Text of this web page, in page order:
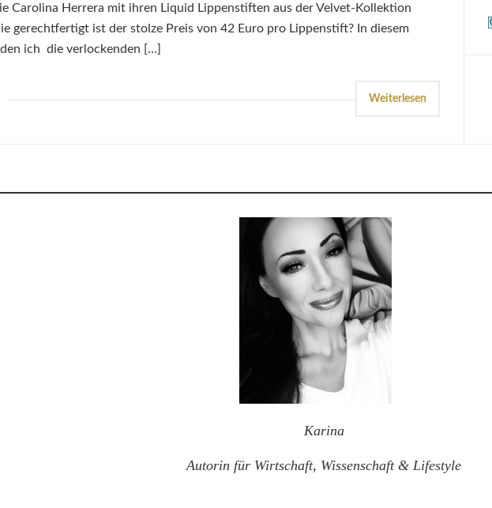
Carolina Herrera mit ihren Liquid Lippenstiften aus der Velvet-Kollektion
gerechtfertigt ist der stolze Preis von 42 Euro pro Lippenstift? In diesem
ich die verlockenden […]
Weiterlesen
Karina
Autorin für Wirtschaft, Wissenschaft & Lifestyle